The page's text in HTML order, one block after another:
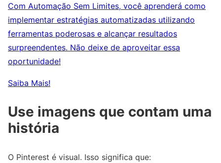
Com Automação Sem Limites, você aprenderá como
implementar estratégias automatizadas utilizando
ferramentas poderosas e alcançar resultados
surpreendentes. Não deixe de aproveitar essa
oportunidade!
Saiba Mais!
Use imagens que contam uma
história
O Pinterest é visual. Isso significa que: